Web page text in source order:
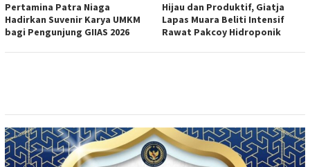
Pertamina Patra Niaga
Hadirkan Suvenir Karya UMKM
bagi Pengunjung GIIAS 2026
Hijau dan Produktif, Giatja
Lapas Muara Beliti Intensif
Rawat Pakcoy Hidroponik